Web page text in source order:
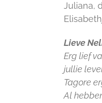
Juliana,
Lieve
Erg lief
jullie
Tagore
Al